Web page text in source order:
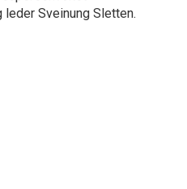
Sveinung Sletten.